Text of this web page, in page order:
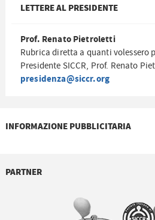
LETTERE AL PRESIDENTE
Prof. Renato Pietroletti
Rubrica diretta a quanti volessero
Presidente SICCR, Prof. Renato
presidenza@siccr.org
INFORMAZIONE PUBBLICITARIA
PARTNER